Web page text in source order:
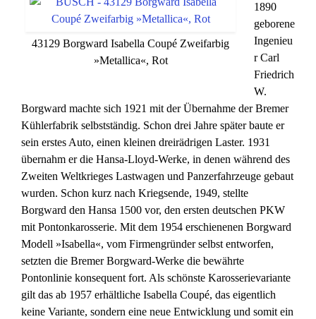
43129 Borgward Isabella Coupé Zweifarbig
»Metallica«, Rot
1890
geborene
Ingenieu
r Carl
Friedrich
W.
Borgward machte sich 1921 mit der Übernahme der Bremer
Kühlerfabrik selbstständig. Schon drei Jahre später baute er
sein erstes Auto, einen kleinen dreirädrigen Laster. 1931
übernahm er die Hansa-Lloyd-Werke, in denen während des
Zweiten Weltkrieges Lastwagen und Panzerfahrzeuge gebaut
wurden. Schon kurz nach Kriegsende, 1949, stellte
Borgward den Hansa 1500 vor, den ersten deutschen PKW
mit Pontonkarosserie. Mit dem 1954 erschienenen Borgward
Modell »Isabella«, vom Firmengründer selbst entworfen,
setzten die Bremer Borgward-Werke die bewährte
Pontonlinie konsequent fort. Als schönste Karosserievariante
gilt das ab 1957 erhältliche Isabella Coupé, das eigentlich
keine Variante, sondern eine neue Entwicklung und somit ein